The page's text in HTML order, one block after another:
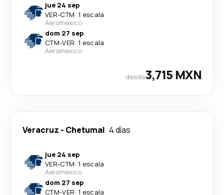
jue 24 sep
VER-CTM· 1 escala
Aeromexico
dom 27 sep
CTM-VER· 1 escala
Aeromexico
desde3,715 MXN
Veracruz - Chetumal 4 días
jue 24 sep
VER-CTM· 1 escala
Aeromexico
dom 27 sep
CTM-VER· 1 escala